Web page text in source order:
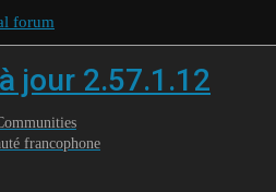
forum
jour 2.57.1.12
francophone